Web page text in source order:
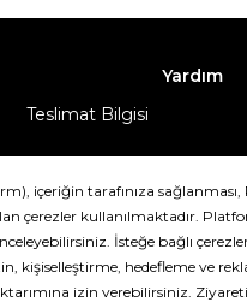
Yardım
Teslimat Bilgisi